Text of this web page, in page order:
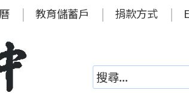
教育儲蓄戶 捐款方式